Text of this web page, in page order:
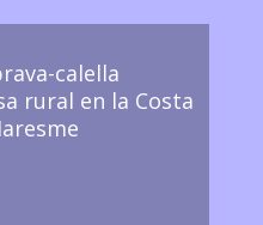
rural en la Costa